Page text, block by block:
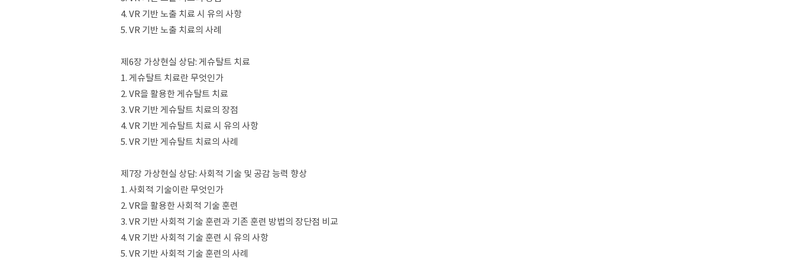
4. VR 기반 노출 치료 시 유의 사항
5. VR 기반 노출 치료의 사례
제6장 가상현실 상담: 게슈탈트 치료
1. 게슈탈트 치료란 무엇인가
2. VR을 활용한 게슈탈트 치료
3. VR 기반 게슈탈트 치료의 장점
4. VR 기반 게슈탈트 치료 시 유의 사항
5. VR 기반 게슈탈트 치료의 사례
제7장 가상현실 상담: 사회적 기술 및 공감 능력 향상
1. 사회적 기술이란 무엇인가
2. VR을 활용한 사회적 기술 훈련
3. VR 기반 사회적 기술 훈련과 기존 훈련 방법의 장단점 비교
4. VR 기반 사회적 기술 훈련 시 유의 사항
5. VR 기반 사회적 기술 훈련의 사례